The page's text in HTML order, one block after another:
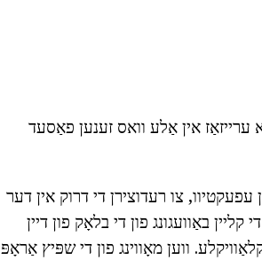
ערייזאַז אין אַלע וואס זענען פאַסעד
צו רעדוצירן די דרוק אין דער
באַוועגונג פון די בלאָק פון דיין
ווען מאָווינג פון די שפּיץ אַראָפּ